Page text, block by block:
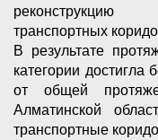
транспортных
В результате
категории достигла
от общей
Алматинской
транспортные